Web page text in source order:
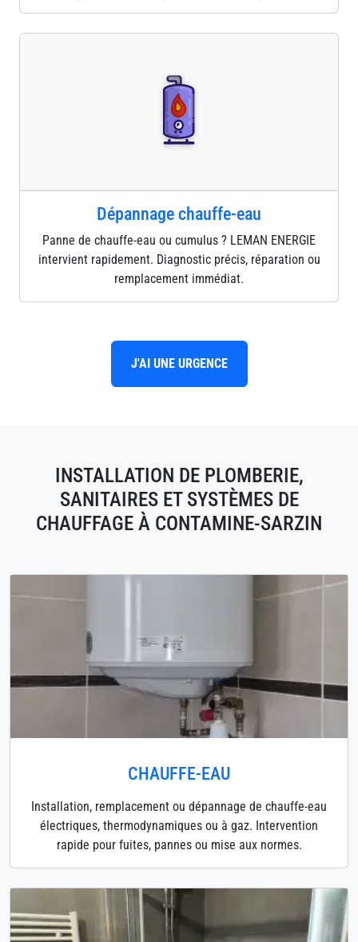
Dépannage chauffe-eau
Panne de chauffe-eau ou cumulus ? LEMAN ENERGIE
intervient rapidement. Diagnostic précis, réparation ou
remplacement immédiat.
J'AI UNE URGENCE
INSTALLATION DE PLOMBERIE,
SANITAIRES ET SYSTÈMES DE
CHAUFFAGE À CONTAMINE-SARZIN
CHAUFFE-EAU
Installation, remplacement ou dépannage de chauffe-eau
électriques, thermodynamiques ou à gaz. Intervention
rapide pour fuites, pannes ou mise aux normes.